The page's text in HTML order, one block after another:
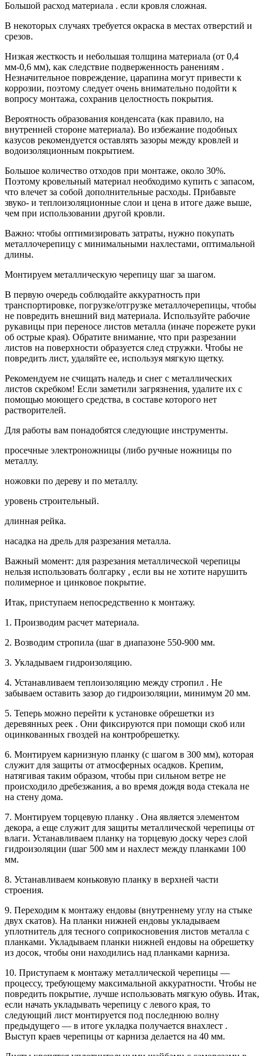
Большой расход материала . если кровля сложная.
В некоторых случаях требуется окраска в местах отверстий и
срезов.
Низкая жесткость и небольшая толщина материала (от 0,4
мм-0,6 мм), как следствие подверженность ранениям .
Незначительное повреждение, царапина могут привести к
коррозии, поэтому следует очень внимательно подойти к
вопросу монтажа, сохранив целостность покрытия.
Вероятность образования конденсата (как правило, на
внутренней стороне материала). Во избежание подобных
казусов рекомендуется оставлять зазоры между кровлей и
водоизоляционным покрытием.
Большое количество отходов при монтаже, около 30%.
Поэтому кровельный материал необходимо купить с запасом,
что влечет за собой дополнительные расходы. Прибавьте
звуко- и теплоизоляционные слои и цена в итоге даже выше,
чем при использовании другой кровли.
Важно: чтобы оптимизировать затраты, нужно покупать
металлочерепицу с минимальными нахлестами, оптимальной
длины.
Монтируем металлическую черепицу шаг за шагом.
В первую очередь соблюдайте аккуратность при
транспортировке, погрузке/отгрузке металлочерепицы, чтобы
не повредить внешний вид материала. Используйте рабочие
рукавицы при переносе листов металла (иначе порежете руки
об острые края). Обратите внимание, что при разрезании
листов на поверхности образуется след стружки. Чтобы не
повредить лист, удаляйте ее, используя мягкую щетку.
Рекомендуем не счищать наледь и снег с металлических
листов скребком! Если заметили загрязнения, удалите их с
помощью моющего средства, в составе которого нет
растворителей.
Для работы вам понадобятся следующие инструменты.
просечные электроножницы (либо ручные ножницы по
металлу.
ножовки по дереву и по металлу.
уровень строительный.
длинная рейка.
насадка на дрель для разрезания металла.
Важный момент: для разрезания металлической черепицы
нельзя использовать болгарку , если вы не хотите нарушить
полимерное и цинковое покрытие.
Итак, приступаем непосредственно к монтажу.
1. Производим расчет материала.
2. Возводим стропила (шаг в диапазоне 550-900 мм.
3. Укладываем гидроизоляцию.
4. Устанавливаем теплоизоляцию между стропил . Не
забываем оставить зазор до гидроизоляции, минимум 20 мм.
5. Теперь можно перейти к установке обрешетки из
деревянных реек . Они фиксируются при помощи скоб или
оцинкованных гвоздей на контробрешетку.
6. Монтируем карнизную планку (с шагом в 300 мм), которая
служит для защиты от атмосферных осадков. Крепим,
натягивая таким образом, чтобы при сильном ветре не
происходило дребезжания, а во время дождя вода стекала не
на стену дома.
7. Монтируем торцевую планку . Она является элементом
декора, а еще служит для защиты металлической черепицы от
влаги. Устанавливаем планку на торцевую доску через слой
гидроизоляции (шаг 500 мм и нахлест между планками 100
мм.
8. Устанавливаем коньковую планку в верхней части
строения.
9. Переходим к монтажу ендовы (внутреннему углу на стыке
двух скатов). На планки нижней ендовы укладываем
уплотнитель для тесного соприкосновения листов металла с
планками. Укладываем планки нижней ендовы на обрешетку
из досок, чтобы они находились над планками карниза.
10. Приступаем к монтажу металлической черепицы —
процессу, требующему максимальной аккуратности. Чтобы не
повредить покрытие, лучше использовать мягкую обувь. Итак,
если начать укладывать черепицу с левого края, то
следующий лист монтируется под последнюю волну
предыдущего — в итоге укладка получается внахлест .
Выступ краев черепицы от карниза делается на 40 мм.